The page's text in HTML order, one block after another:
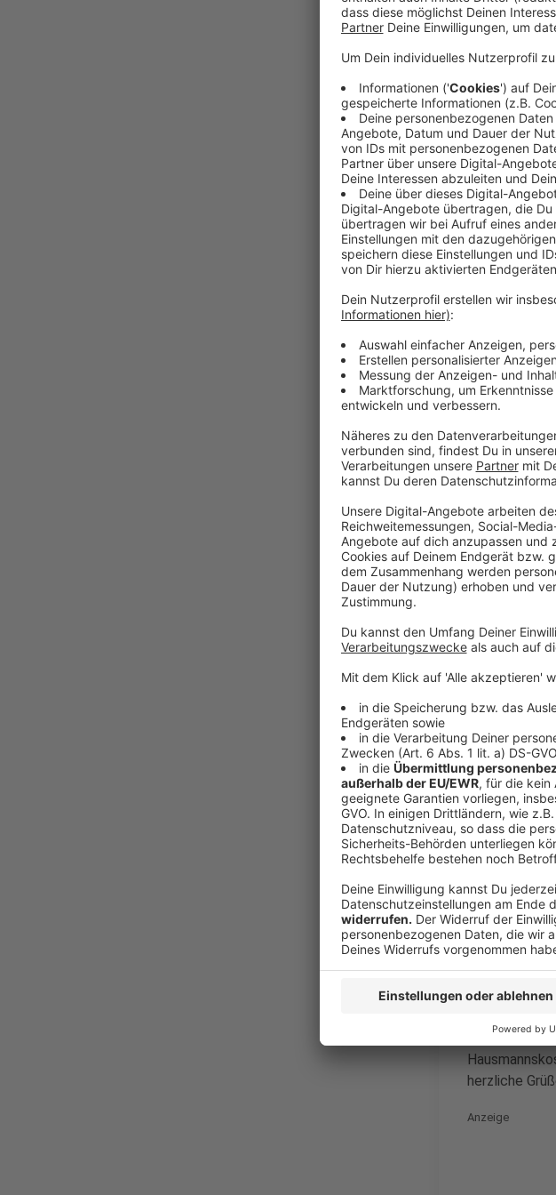
Anzeige
Mit einem
vorab hatte
Nach ihrem
„Gutes
Gericht
wieder essen!“
Anzeige
©RBRS /
Anzeige
Die Spätzle
besonderen
einer
Anzeige
Ein Ort für
Anzeige
Das
ideale
Gäste in
Anzeige
Besucht
Anzeige
Wer in
herzliche
Anzeige